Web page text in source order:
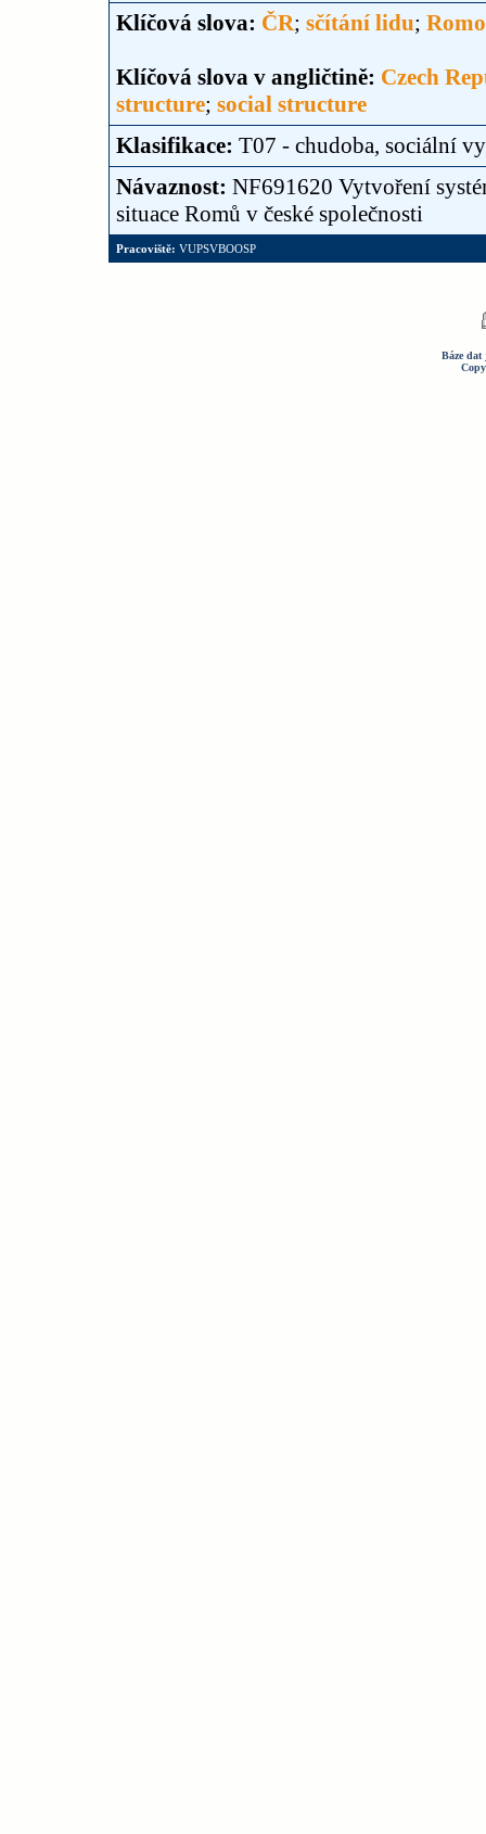
Klíčová slova: ČR; sčítání lidu;
Klíčová slova v angličtině: Czech
structure; social structure
Klasifikace: T07 - chudoba, sociální
Návaznost: NF691620 Vytvoření
situace Romů v české společnosti
Pracoviště: VUPSVBOOSP
Báze dat